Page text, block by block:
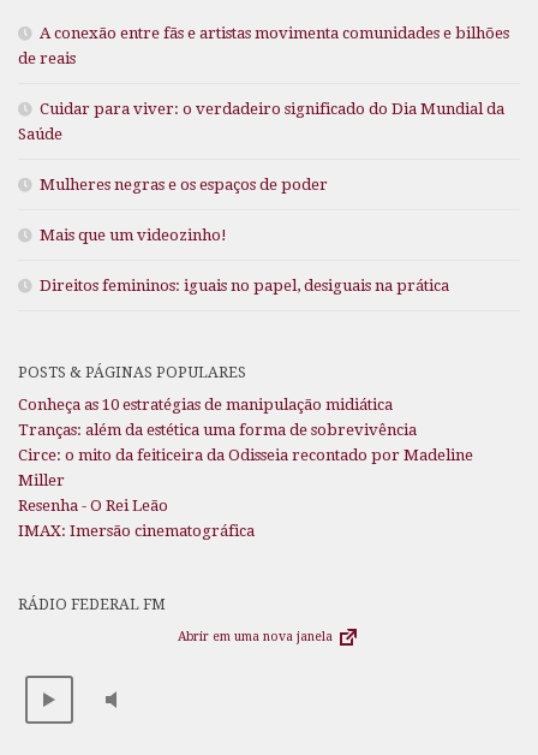
A conexão entre fãs e artistas movimenta comunidades e bilhões
de reais
Cuidar para viver: o verdadeiro significado do Dia Mundial da
Saúde
Mulheres negras e os espaços de poder
Mais que um videozinho!
Direitos femininos: iguais no papel, desiguais na prática
POSTS & PÁGINAS POPULARES
Conheça as 10 estratégias de manipulação midiática
Tranças: além da estética uma forma de sobrevivência
Circe: o mito da feiticeira da Odisseia recontado por Madeline
Miller
Resenha - O Rei Leão
IMAX: Imersão cinematográfica
RÁDIO FEDERAL FM
Abrir em uma nova janela